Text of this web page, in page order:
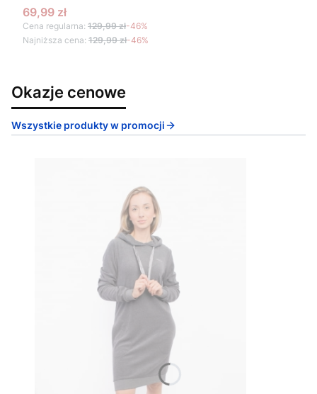
Cena promocyjna
69,99 zł
Cena regularna: 129,99 zł-46%
Najniższa cena: 129,99 zł-46%
Okazje cenowe
Wszystkie produkty w promocji